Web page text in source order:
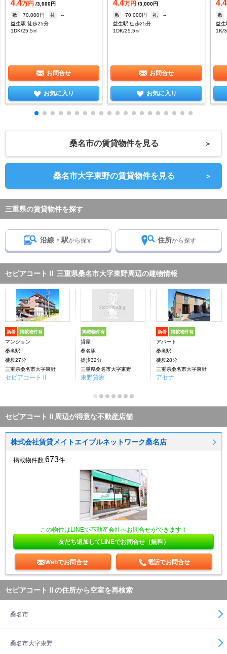
4.4万円 /3,000円
敷
70,000円 礼
--
益生駅 徒歩25分
1DK/25.5㎡
お問合せ
お気に入り
4.4万円 /3,000円
敷
70,000円 礼
--
益生駅 徒歩25分
1DK/25.5㎡
お問合せ
お気に入り
4.4
敷
益
1K/
桑名市の賃貸物件を見る ＞
桑名市大字東野の賃貸物件を見る ＞
三重県の賃貸物件を探す
沿線・駅から探す 住所から探す
セピアコートⅡ 三重県桑名市大字東野周辺の建物情報
新着 掲載物件有
マンション
桑名駅
徒歩27分
三重県桑名市大字東野
セピアコートⅡ
掲載物件有
貸家
桑名駅
徒歩32分
三重県桑名市大字東野
東野貸家
新着 掲載物件有
アパート
桑名駅
徒歩28分
三重県桑名市大字東野
アセナ
セピアコートⅡ周辺が得意な不動産店舗
株式会社賃貸メイトエイブルネットワーク桑名店
掲載物件数:673件
この物件はLINEで不動産会社へお問合せができます！
友だち追加してLINEでお問合せ（無料）
Webでお問合せ 電話でお問合せ
セピアコートⅡの住所から空室を再検索
桑名市
桑名市大字東野